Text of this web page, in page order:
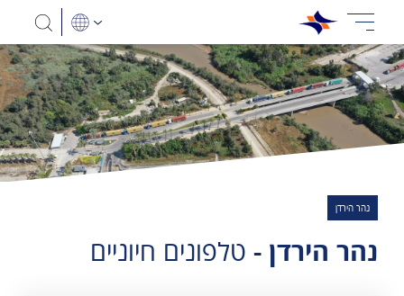
נהר הירדן
נהר הירדן - טלפונים חיוניים